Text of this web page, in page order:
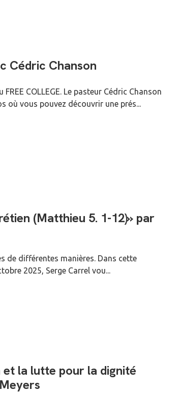
Cédric Chanson
COLLEGE. Le pasteur Cédric Chanson
où vous pouvez découvrir une prés...
(Matthieu 5. 1-12)» par
de différentes manières. Dans cette
2025, Serge Carrel vou...
et la lutte pour la dignité